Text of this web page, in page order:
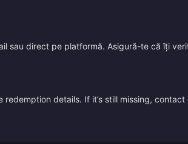
sau direct pe platformă. Asigură-te că îți
details. If it’s still missing,